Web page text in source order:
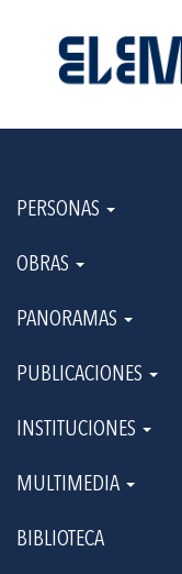
PERSONAS
OBRAS
PANORAMAS
PUBLICACIONES
INSTITUCIONES
MULTIMEDIA
BIBLIOTECA